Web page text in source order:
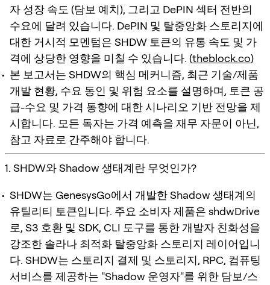
자 성장 속도 (담보 예치), 그리고 DePIN 섹터 전반의
수요에 달려 있습니다. DePIN 및 탈중앙화 스토리지에
대한 거시적 모멘텀은 SHDW 토큰의 유통 속도 및 가
격에 상당한 영향을 미칠 수 있습니다. (theblock.co)
본 보고서는 SHDW의 핵심 메커니즘, 최근 기술/제품
개발 현황, 수요 동인 및 위험 요소를 설명하며, 토큰 공
급-수요 및 가격 동향에 대한 시나리오 기반 전망을 제
시합니다. 모든 독자는 가격 예측을 재무 자문이 아닌,
참고 자료로 간주해야 합니다.
1. SHDW와 Shadow 생태계란 무엇인가?
SHDW는 GenesysGo에서 개발한 Shadow 생태계의
유틸리티 토큰입니다. 주요 소비자 제품은 shdwDrive
로, S3 호환 및 SDK, CLI 도구를 통한 개발자 친화성을
강조한 솔라나 최적화 탈중앙화 스토리지 레이어입니
다. SHDW는 스토리지 결제 및 스토리지, RPC, 컴퓨팅
서비스를 제공하는 "Shadow 운영자"를 위한 담보/스